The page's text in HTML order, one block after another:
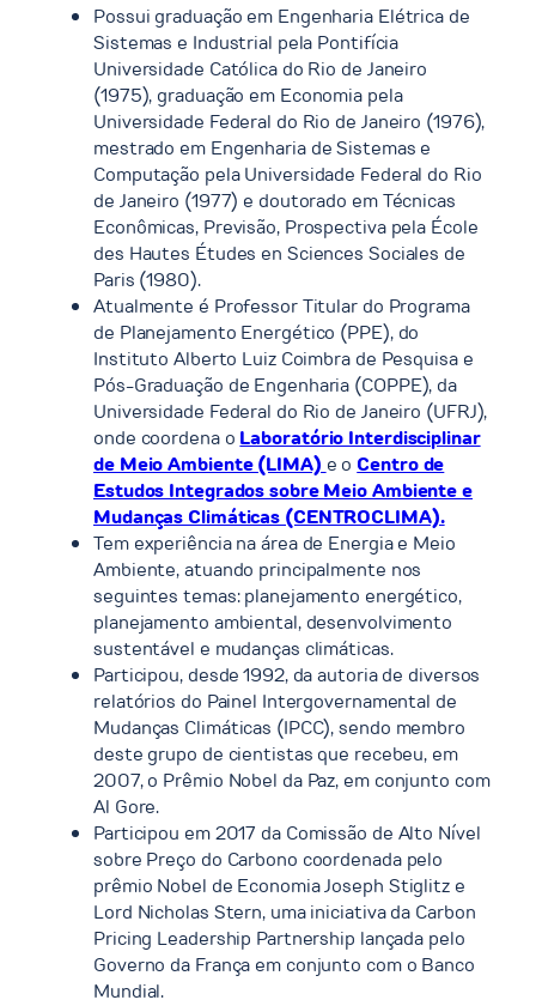
Possui graduação em Engenharia Elétrica de
Sistemas e Industrial pela Pontifícia
Universidade Católica do Rio de Janeiro
(1975), graduação em Economia pela
Universidade Federal do Rio de Janeiro (1976),
mestrado em Engenharia de Sistemas e
Computação pela Universidade Federal do Rio
de Janeiro (1977) e doutorado em Técnicas
Econômicas, Previsão, Prospectiva pela École
des Hautes Études en Sciences Sociales de
Paris (1980).
Atualmente é Professor Titular do Programa
de Planejamento Energético (PPE), do
Instituto Alberto Luiz Coimbra de Pesquisa e
Pós-Graduação de Engenharia (COPPE), da
Universidade Federal do Rio de Janeiro (UFRJ),
onde coordena o Laboratório Interdisciplinar
de Meio Ambiente (LIMA) e o Centro de
Estudos Integrados sobre Meio Ambiente e
Mudanças Climáticas (CENTROCLIMA).
Tem experiência na área de Energia e Meio
Ambiente, atuando principalmente nos
seguintes temas: planejamento energético,
planejamento ambiental, desenvolvimento
sustentável e mudanças climáticas.
Participou, desde 1992, da autoria de diversos
relatórios do Painel Intergovernamental de
Mudanças Climáticas (IPCC), sendo membro
deste grupo de cientistas que recebeu, em
2007, o Prêmio Nobel da Paz, em conjunto com
Al Gore.
Participou em 2017 da Comissão de Alto Nível
sobre Preço do Carbono coordenada pelo
prêmio Nobel de Economia Joseph Stiglitz e
Lord Nicholas Stern, uma iniciativa da Carbon
Pricing Leadership Partnership lançada pelo
Governo da França em conjunto com o Banco
Mundial.